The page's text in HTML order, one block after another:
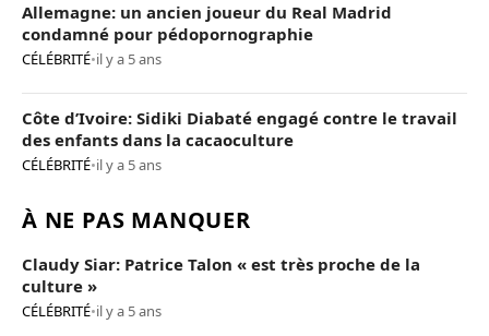
Allemagne: un ancien joueur du Real Madrid
condamné pour pédopornographie
CÉLÉBRITÉ•il y a 5 ans
Côte d’Ivoire: Sidiki Diabaté engagé contre le travail
des enfants dans la cacaoculture
CÉLÉBRITÉ•il y a 5 ans
À NE PAS MANQUER
Claudy Siar: Patrice Talon « est très proche de la
culture »
CÉLÉBRITÉ•il y a 5 ans